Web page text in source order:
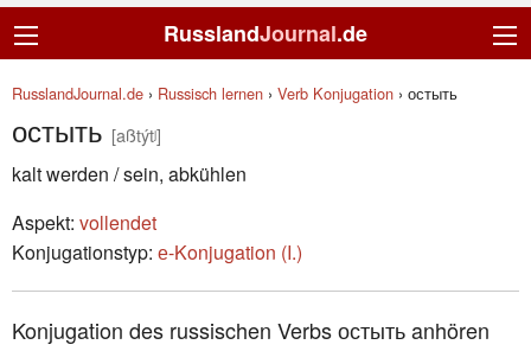
RusslandJournal.de
RusslandJournal.de › Russisch lernen › Verb Konjugation › остыть
остыть [aßtýtʲ]
kalt werden / sein, abkühlen
Aspekt: vollendet
Konjugationstyp: е-Konjugation (I.)
Konjugation des russischen Verbs остыть anhören